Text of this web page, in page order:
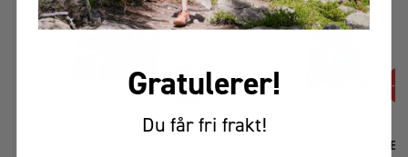
-25% -
LITTLELIFE
Gratulerer!
Du får fri frakt!